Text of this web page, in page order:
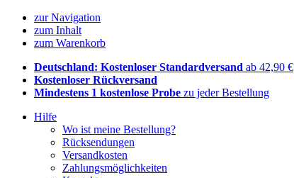
zur Navigation
zum Inhalt
zum Warenkorb
Deutschland: Kostenloser Standardversand ab 42,90 €
Kostenloser Rückversand
Mindestens 1 kostenlose Probe zu jeder Bestellung
Hilfe
Wo ist meine Bestellung?
Rücksendungen
Versandkosten
Zahlungsmöglichkeiten